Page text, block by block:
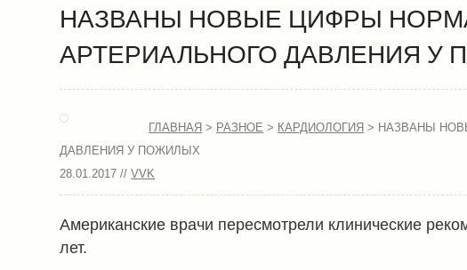
НАЗВАНЫ НОВЫЕ ЦИФРЫ
АРТЕРИАЛЬНОГО ДАВЛЕНИЯ У
ГЛАВНАЯ > РАЗНОЕ > КАРДИОЛОГИЯ > НАЗВАНЫ
ДАВЛЕНИЯ У ПОЖИЛЫХ
28.01.2017 //VVK
Американские врачи пересмотрели клинические
лет.